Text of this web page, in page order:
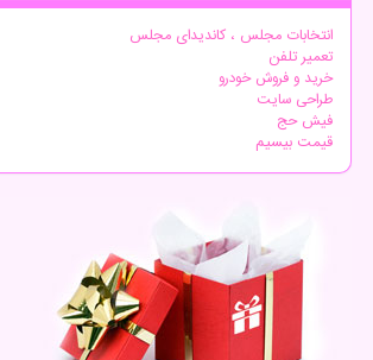
انتخابات مجلس ، کاندیدای مجلس
تعمیر تلفن
خرید و فروش خودرو
طراحی سایت
فیش حج
قیمت بیسیم